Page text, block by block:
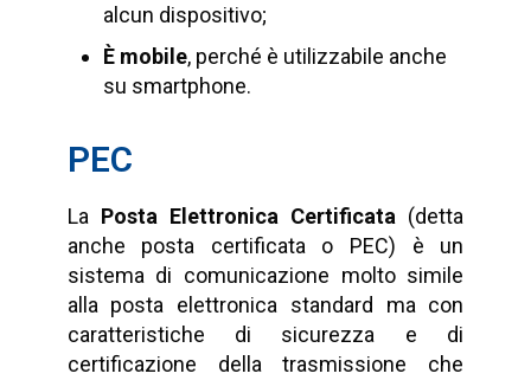
alcun dispositivo;
È mobile, perché è utilizzabile anche
su smartphone.
PEC
La Posta Elettronica Certificata (detta
anche posta certificata o PEC) è un
sistema di comunicazione molto simile
alla posta elettronica standard ma con
caratteristiche di sicurezza e di
certificazione della trasmissione che